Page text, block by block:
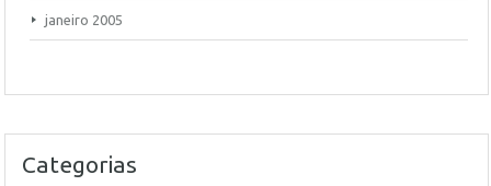
janeiro 2005
Categorias